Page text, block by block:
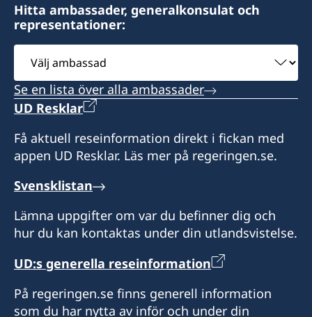
Hitta ambassader, generalkonsulat och
representationer:
Välj
ambassad
Se en lista över alla ambassader
UD Resklar
Få aktuell reseinformation direkt i fickan med
appen UD Resklar. Läs mer på regeringen.se.
Svensklistan
Lämna uppgifter om var du befinner dig och
hur du kan kontaktas under din utlandsvistelse.
UD:s generella reseinformation
På regeringen.se finns generell information
som du har nytta av inför och under din